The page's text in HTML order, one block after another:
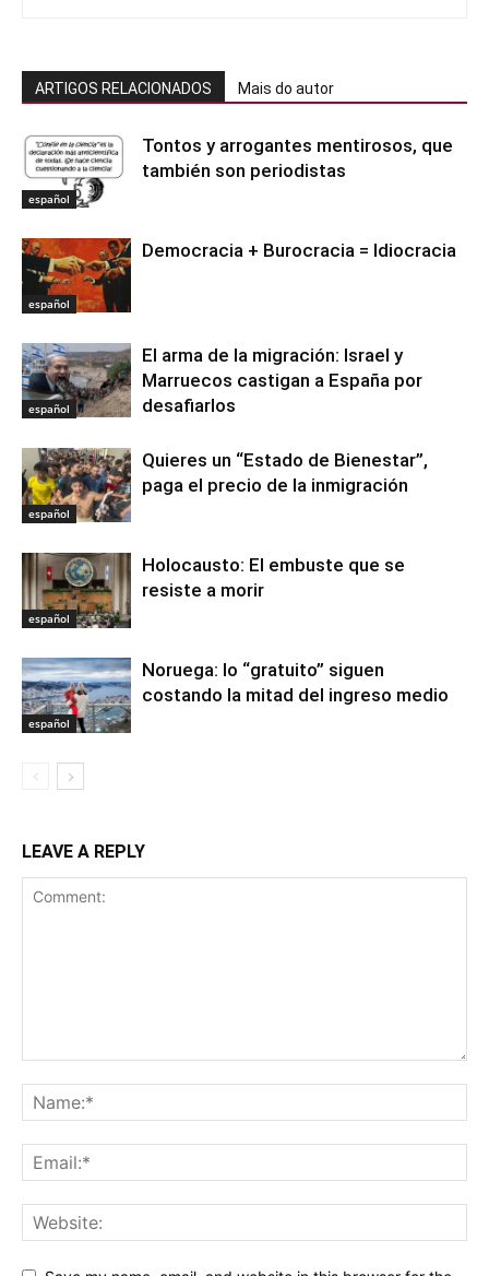
ARTIGOS RELACIONADOS Mais do autor
español
Tontos y arrogantes mentirosos, que
también son periodistas
español
Democracia + Burocracia = Idiocracia
español
El arma de la migración: Israel y
Marruecos castigan a España por
desafiarlos
español
Quieres un “Estado de Bienestar”,
paga el precio de la inmigración
español
Holocausto: El embuste que se
resiste a morir
español
Noruega: lo “gratuito” siguen
costando la mitad del ingreso medio
LEAVE A REPLY